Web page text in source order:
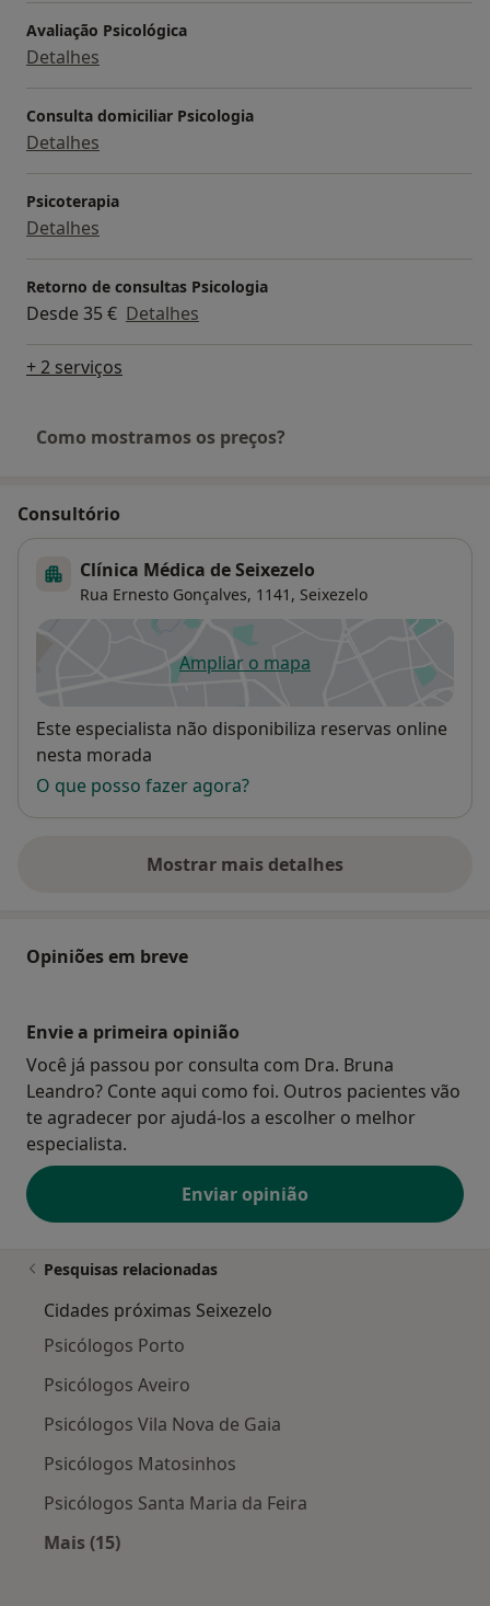
Avaliação Psicológica
Detalhes
Consulta domiciliar Psicologia
Detalhes
Psicoterapia
Detalhes
Retorno de consultas Psicologia
Desde 35 € Detalhes
+ 2 serviços
Como mostramos os preços?
Consultório
Clínica Médica de Seixezelo
Rua Ernesto Gonçalves, 1141, Seixezelo
Ampliar o mapaabre num novo separador
Disponibilidade
Este especialista não disponibiliza reservas online
nesta morada
O que posso fazer agora?
Mostrar mais detalhes
sobre o endereço
Opiniões em breve
Envie a primeira opinião
Você já passou por consulta com Dra. Bruna
Leandro? Conte aqui como foi. Outros pacientes vão
te agradecer por ajudá-los a escolher o melhor
especialista.
Enviar opinião
Pesquisas relacionadas
Cidades próximas Seixezelo
Psicólogos Porto
Psicólogos Aveiro
Psicólogos Vila Nova de Gaia
Psicólogos Matosinhos
Psicólogos Santa Maria da Feira
Mais (15)